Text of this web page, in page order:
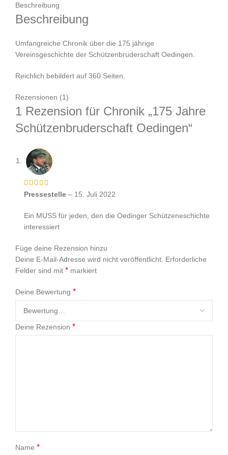
Beschreibung
Beschreibung
Umfangreiche Chronik über die 175 jährige
Vereinsgeschichte der Schützenbruderschaft Oedingen.
Reichlich bebildert auf 360 Seiten.
Rezensionen (1)
1 Rezension für Chronik „175 Jahre
Schützenbruderschaft Oedingen“
Pressestelle – 15. Juli 2022
Ein MUSS für jeden, den die Oedinger Schützeneschichte
interessiert
Füge deine Rezension hinzu
Deine E-Mail-Adresse wird nicht veröffentlicht. Erforderliche
Felder sind mit * markiert
Deine Bewertung *
Deine Rezension *
Name *